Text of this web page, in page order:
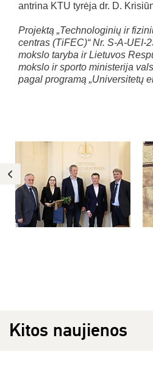
antrina KTU tyrėja dr. D.
Projektą „Technologinių ir
centras (TiFEC)“ Nr. S-A-UEI-
mokslo taryba ir Lietuvos
mokslo ir sporto ministerija
pagal programą „Universitetų
Kitos naujienos